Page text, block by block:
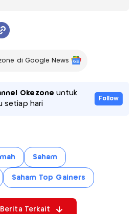
di Google News
Okezone untuk
setiap hari
Follow
Saham
Saham Top Gainers
Terkait